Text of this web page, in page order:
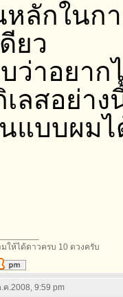
หลักในก
ยว
ว่าอยาก
เลสอย่า
นแบบผม
ให้ได้ดาวครบ 10 ดวงครับ
ค.2008, 9:59 pm